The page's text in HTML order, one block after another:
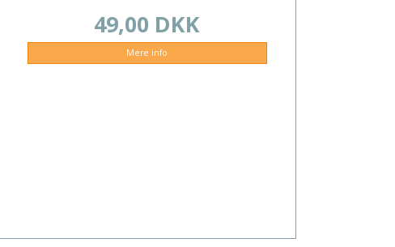
49,00 DKK
Mere info